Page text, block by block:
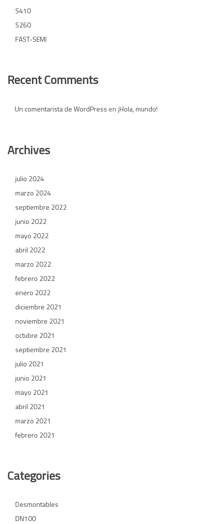
S410
S260
FAST-SEMI
Recent Comments
Un comentarista de WordPress en¡Hola, mundo!
Archives
julio 2024
marzo 2024
septiembre 2022
junio 2022
mayo 2022
abril 2022
marzo 2022
febrero 2022
enero 2022
diciembre 2021
noviembre 2021
octubre 2021
septiembre 2021
julio 2021
junio 2021
mayo 2021
abril 2021
marzo 2021
febrero 2021
Categories
Desmontables
DN100